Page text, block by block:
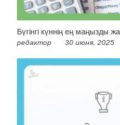
Бүгінгі күннің ең маңызды
редактор 30 июня, 2025